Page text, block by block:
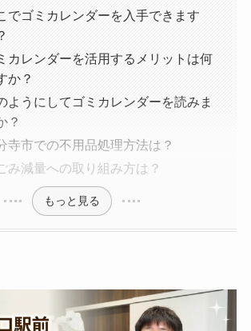
でゴミカレンダーを入手できます
カレンダーを活用するメリットは何
か？
ようにしてゴミカレンダーを読みま
？
寺市での不用品処理方法は？
み減量への取り組み方は？
もっと見る